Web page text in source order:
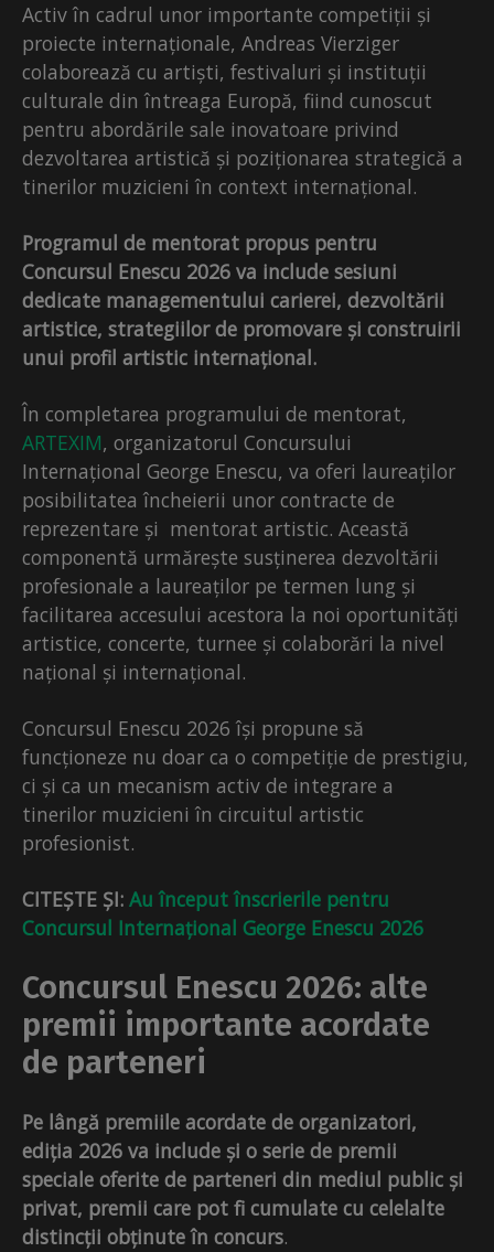
Activ în cadrul unor importante competiții și
proiecte internaționale, Andreas Vierziger
colaborează cu artiști, festivaluri și instituții
culturale din întreaga Europă, fiind cunoscut
pentru abordările sale inovatoare privind
dezvoltarea artistică și poziționarea strategică a
tinerilor muzicieni în context internațional.
Programul de mentorat propus pentru
Concursul Enescu 2026 va include sesiuni
dedicate managementului carierei, dezvoltării
artistice, strategiilor de promovare și construirii
unui profil artistic internațional.
În completarea programului de mentorat,
ARTEXIM, organizatorul Concursului
Internațional George Enescu, va oferi laureaților
posibilitatea încheierii unor contracte de
reprezentare și mentorat artistic. Această
componentă urmărește susținerea dezvoltării
profesionale a laureaților pe termen lung și
facilitarea accesului acestora la noi oportunități
artistice, concerte, turnee și colaborări la nivel
național și internațional.
Concursul Enescu 2026 își propune să
funcționeze nu doar ca o competiție de prestigiu,
ci și ca un mecanism activ de integrare a
tinerilor muzicieni în circuitul artistic
profesionist.
CITEȘTE ȘI: Au început înscrierile pentru
Concursul Internațional George Enescu 2026
Concursul Enescu 2026: alte
premii importante acordate
de parteneri
Pe lângă premiile acordate de organizatori,
ediția 2026 va include și o serie de premii
speciale oferite de parteneri din mediul public și
privat, premii care pot fi cumulate cu celelalte
distincții obținute în concurs.